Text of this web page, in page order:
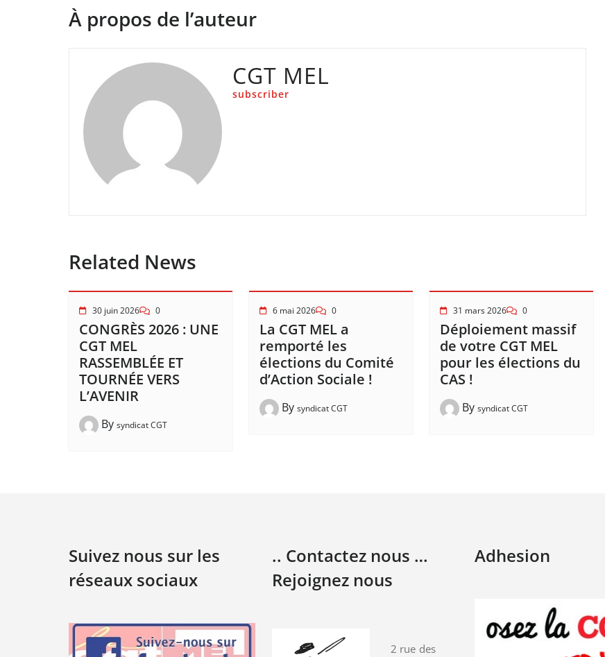
À propos de l’auteur
CGT MEL
subscriber
Related News
30 juin 2026 0
CONGRÈS 2026 : UNE
CGT MEL
RASSEMBLÉE ET
TOURNÉE VERS
L’AVENIR
By syndicat CGT
6 mai 2026 0
La CGT MEL a
remporté les
élections du Comité
d’Action Sociale !
By syndicat CGT
31 mars 2026 0
Déploiement massif
de votre CGT MEL
pour les élections du
CAS !
By syndicat CGT
Suivez nous sur les
réseaux sociaux
.. Contactez nous …
Rejoignez nous
2 rue des
Adhesion